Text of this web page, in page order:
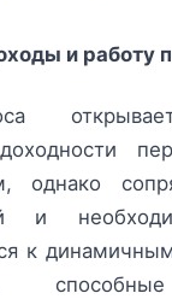
и работу
однако
и
к